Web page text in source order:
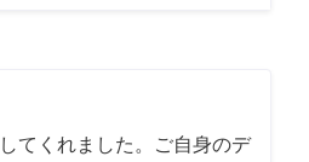
てくれました。ご自身のデ